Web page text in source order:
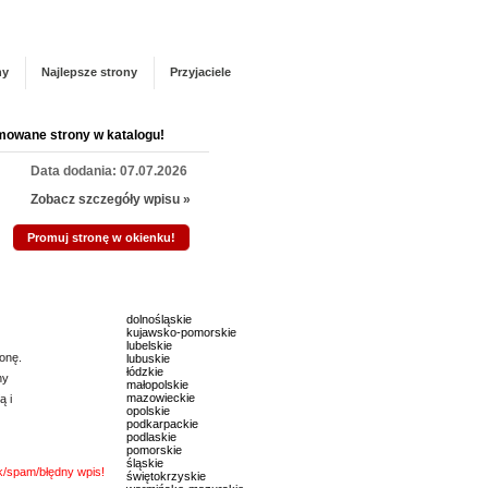
Najlepsze strony Przyjaciele
strony w katalogu!
Data dodania: 07.07.2026
Zobacz szczegóły wpisu »
Promuj stronę w okienku!
Data dodania: 03.07.2026
Zobacz szczegóły wpisu »
Promuj stronę w okienku!
strony w katalogu!
Data dodania: 13.07.2026
dolnośląskie
kujawsko-pomorskie
lubelskie
lubuskie
łódzkie
małopolskie
mazowieckie
opolskie
podkarpackie
podlaskie
pomorskie
śląskie
świętokrzyskie
i
spam/błędny wpis!